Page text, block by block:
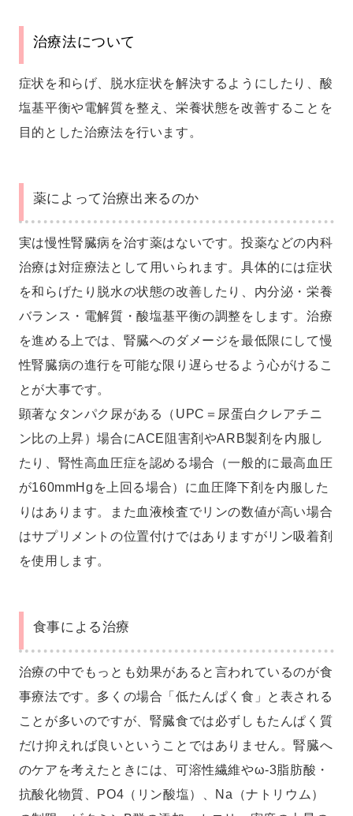
治療法について
症状を和らげ、脱水症状を解決するようにしたり、酸
塩基平衡や電解質を整え、栄養状態を改善することを
目的とした治療法を行います。
薬によって治療出来るのか
実は慢性腎臓病を治す薬はないです。投薬などの内科
治療は対症療法として用いられます。具体的には症状
を和らげたり脱水の状態の改善したり、内分泌・栄養
バランス・電解質・酸塩基平衡の調整をします。治療
を進める上では、腎臓へのダメージを最低限にして慢
性腎臓病の進行を可能な限り遅らせるよう心がけるこ
とが大事です。
顕著なタンパク尿がある（UPC＝尿蛋白クレアチニ
ン比の上昇）場合にACE阻害剤やARB製剤を内服し
たり、腎性高血圧症を認める場合（一般的に最高血圧
が160mmHgを上回る場合）に血圧降下剤を内服した
りはあります。また血液検査でリンの数値が高い場合
はサプリメントの位置付けではありますがリン吸着剤
を使用します。
食事による治療
治療の中でもっとも効果があると言われているのが食
事療法です。多くの場合「低たんぱく食」と表される
ことが多いのですが、腎臓食では必ずしもたんぱく質
だけ抑えれば良いということではありません。腎臓へ
のケアを考えたときには、可溶性繊維やω-3脂肪酸・
抗酸化物質、PO4（リン酸塩）、Na（ナトリウム）